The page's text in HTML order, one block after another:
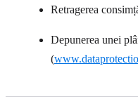
Retragerea
Depunerea unei
(